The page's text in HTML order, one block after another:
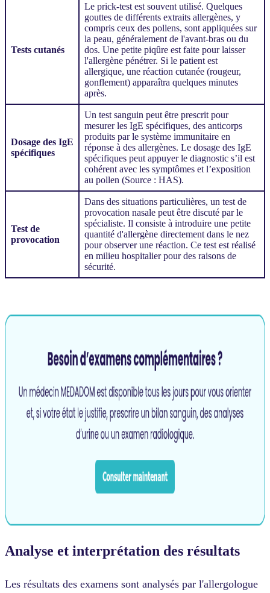
Tests cutanés
Le prick-test est souvent utilisé. Quelques
gouttes de différents extraits allergènes, y
compris ceux des pollens, sont appliquées sur
la peau, généralement de l'avant-bras ou du
dos. Une petite piqûre est faite pour laisser
l'allergène pénétrer. Si le patient est
allergique, une réaction cutanée (rougeur,
gonflement) apparaîtra quelques minutes
après.
Dosage des IgE
spécifiques
Un test sanguin peut être prescrit pour
mesurer les IgE spécifiques, des anticorps
produits par le système immunitaire en
réponse à des allergènes. Le dosage des IgE
spécifiques peut appuyer le diagnostic s’il est
cohérent avec les symptômes et l’exposition
au pollen (Source : HAS).
Test de
provocation
Dans des situations particulières, un test de
provocation nasale peut être discuté par le
spécialiste. Il consiste à introduire une petite
quantité d'allergène directement dans le nez
pour observer une réaction. Ce test est réalisé
en milieu hospitalier pour des raisons de
sécurité.
Analyse et interprétation des résultats
Les résultats des examens sont analysés par l'allergologue